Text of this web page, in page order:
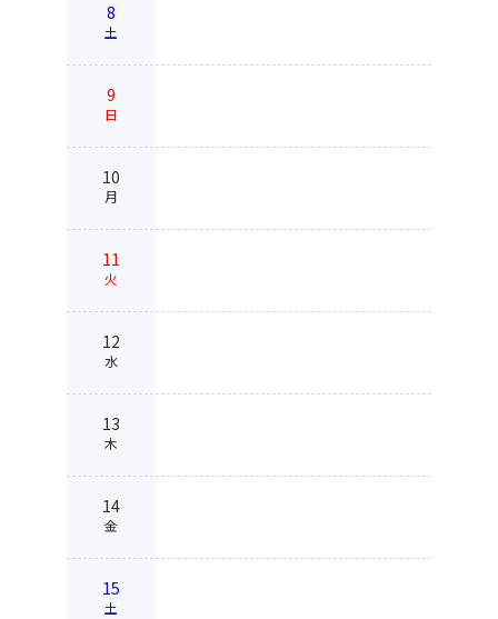
8
土
9
日
10
月
11
火
12
水
13
木
14
金
15
土